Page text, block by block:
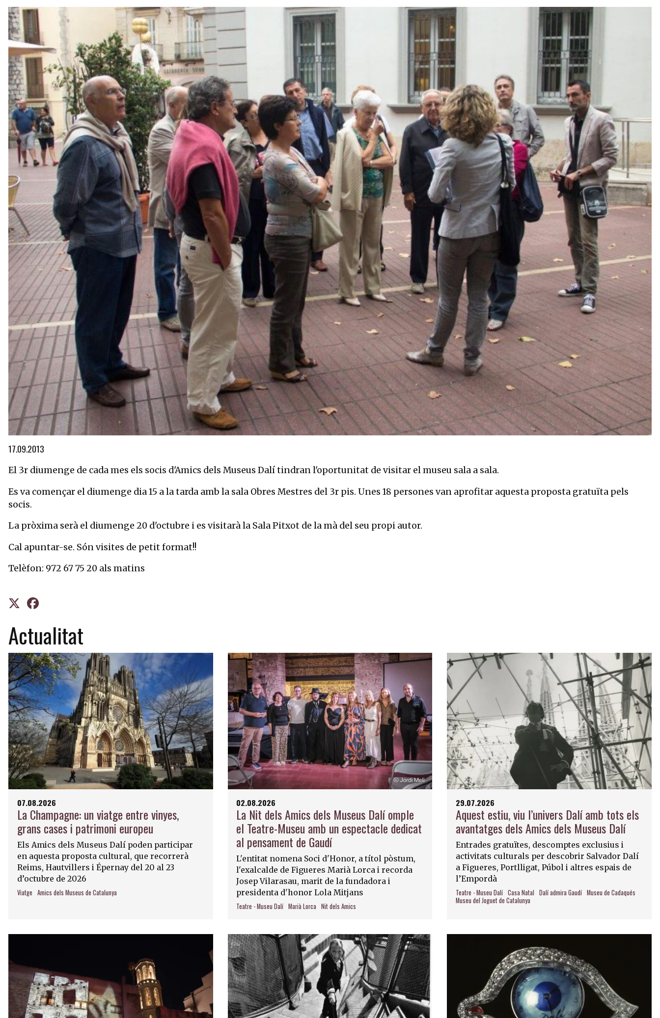
Diapositiva 1 de 1
17.09.2013
El 3r diumenge de cada mes els socis d'Amics dels Museus Dalí tindran l'oportunitat de visitar el museu sala a sala.
Es va començar el diumenge dia 15 a la tarda amb la sala Obres Mestres del 3r pis. Unes 18 persones van aprofitar aquesta proposta gratuïta pels
socis.
La pròxima serà el diumenge 20 d'octubre i es visitarà la Sala Pitxot de la mà del seu propi autor.
Cal apuntar-se. Són visites de petit format!!
Telèfon: 972 67 75 20 als matins
Actualitat
07.08.2026
La Champagne: un viatge entre vinyes,
grans cases i patrimoni europeu
Els Amics dels Museus Dalí poden participar
en aquesta proposta cultural, que recorrerà
Reims, Hautvillers i Épernay del 20 al 23
d’octubre de 2026
Viatge Amics dels Museus de Catalunya
02.08.2026
La Nit dels Amics dels Museus Dalí omple
el Teatre-Museu amb un espectacle dedicat
al pensament de Gaudí
L'entitat nomena Soci d'Honor, a títol pòstum,
l'exalcalde de Figueres Marià Lorca i recorda
Josep Vilarasau, marit de la fundadora i
presidenta d'honor Lola Mitjans
Teatre - Museu Dalí Marià Lorca Nit dels Amics
29.07.2026
Aquest estiu, viu l’univers Dalí amb tots els
avantatges dels Amics dels Museus Dalí
Entrades gratuïtes, descomptes exclusius i
activitats culturals per descobrir Salvador Dalí
a Figueres, Portlligat, Púbol i altres espais de
l’Empordà
Teatre - Museu Dalí Casa Natal Dalí admira Gaudí Museu de Cadaqués
Museu del Joguet de Catalunya